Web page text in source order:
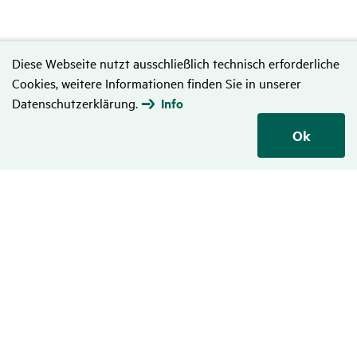
Diese Webseite nutzt ausschließlich technisch erforderliche
Cookies, weitere Informationen finden Sie in unserer
Datenschutzerklärung.
Info
Ok